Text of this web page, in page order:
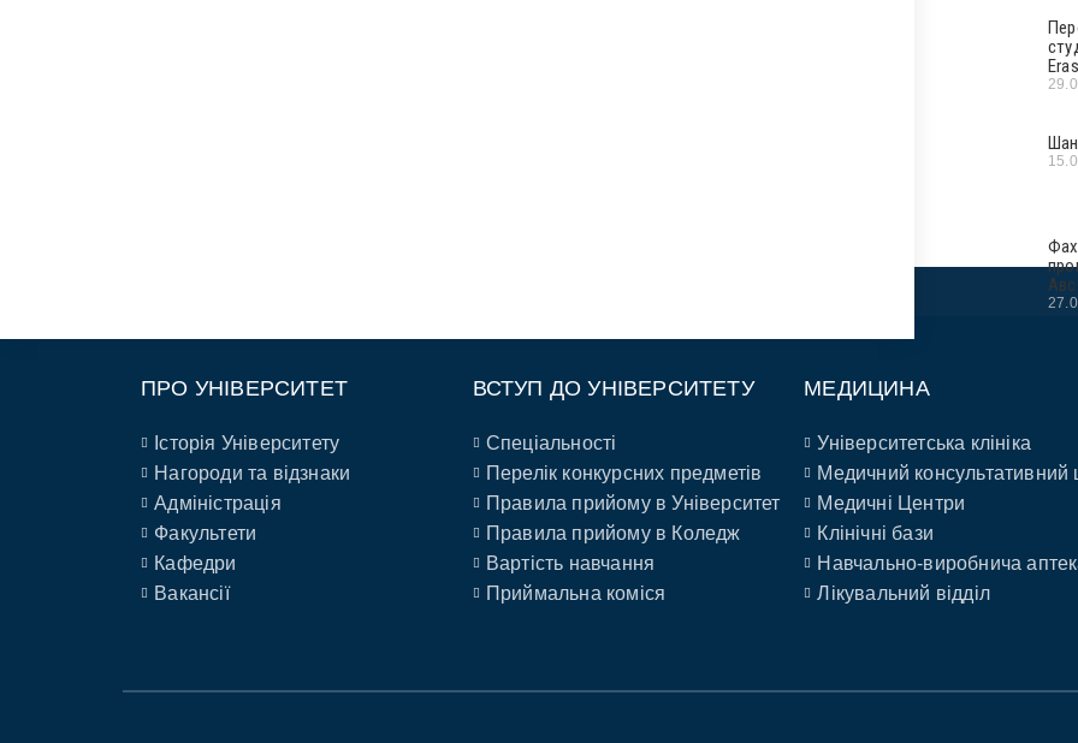
ПРО УНІВЕРСИТЕТ
Історія Університету
Нагороди та відзнаки
Адміністрація
Факультети
Кафедри
Вакансії
ВСТУП ДО УНІВЕРСИТЕТУ
Спеціальності
Перелік конкурсних предметів
Правила прийому в Університет
Правила прийому в Коледж
Вартість навчання
Приймальна коміся
МЕДИЦИНА
Університетська клініка
Медичний консультативний
Медичні Центри
Клінічні бази
Навчально-виробнича
Лікувальний відділ